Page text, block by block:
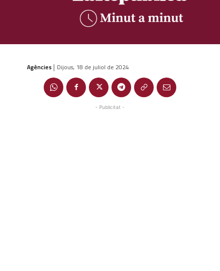
Agències | Dijous, 18 de juliol de 2024
- Publicitat -